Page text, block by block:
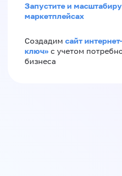
Запустите и
маркетплейсах
Создадим сайт
ключ» с учетом
бизнеса